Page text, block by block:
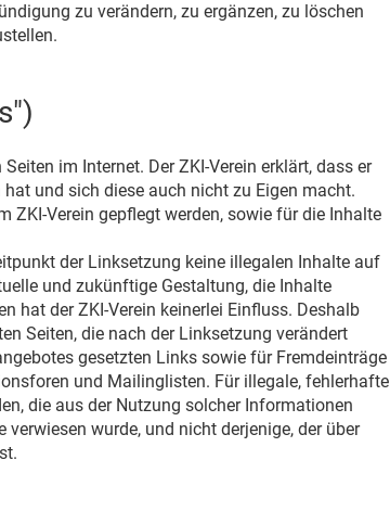
zu verändern, zu ergänzen, zu löschen
im Internet. Der ZKI-Verein erklärt, dass er
und sich diese auch nicht zu Eigen macht.
ZKI-Verein gepflegt werden, sowie für die Inhalte
der Linksetzung keine illegalen Inhalte auf
und zukünftige Gestaltung, die Inhalte
hat der ZKI-Verein keinerlei Einfluss. Deshalb
Seiten, die nach der Linksetzung verändert
gesetzten Links sowie für Fremdeinträge
und Mailinglisten. Für illegale, fehlerhafte
die aus der Nutzung solcher Informationen
wurde, und nicht derjenige, der über